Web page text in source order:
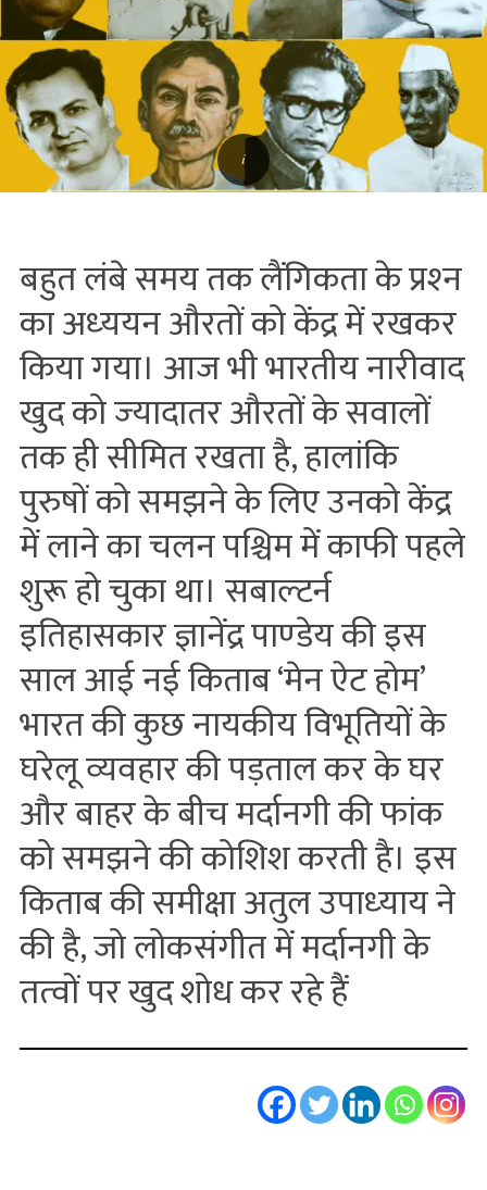
बहुत लंबे समय तक लैंगिकता के प्रश्‍न
का अध्‍ययन औरतों को केंद्र में रखकर
किया गया। आज भी भारतीय नारीवाद
खुद को ज्‍यादातर औरतों के सवालों
तक ही सीमित रखता है, हालांकि
पुरुषों को समझने के लिए उनको केंद्र
में लाने का चलन पश्चिम में काफी पहले
शुरू हो चुका था। सबाल्‍टर्न
इतिहासकार ज्ञानेंद्र पाण्‍डेय की इस
साल आई नई किताब ‘मेन ऐट होम’
भारत की कुछ नायकीय विभूतियों के
घरेलू व्‍यवहार की पड़ताल कर के घर
और बाहर के बीच मर्दानगी की फांक
को समझने की कोशिश करती है। इस
किताब की समीक्षा अतुल उपाध्‍याय ने
की है, जो लोकसंगीत में मर्दानगी के
तत्‍वों पर खुद शोध कर रहे हैं